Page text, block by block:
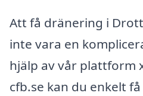
Att få dränering i
inte vara en
hjälp av vår plattform
cfb.se kan du enkelt